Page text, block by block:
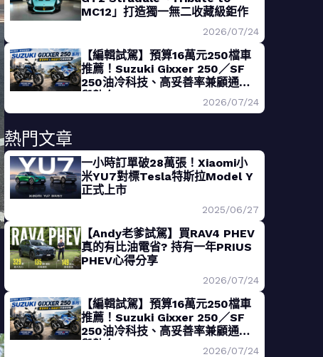
MC12」打造獨一無二收藏級鉅作
2026/07/24
【編輯試駕】預算16萬元250檔車
推薦！Suzuki Gixxer 250／SF
250油冷科技、高妥善率兼顧通勤
與熱血
2026/07/24
熱門文章
一小時訂單破28萬張！Xiaomi小
米YU7對標Tesla特斯拉Model Y
正式上市
2025/06/27
【Andy老爹試駕】買RAV4 PHEV
真的有比油電省? 持有一年PRIUS
PHEV心得分享
2026/07/24
【編輯試駕】預算16萬元250檔車
推薦！Suzuki Gixxer 250／SF
250油冷科技、高妥善率兼顧通勤
與熱血
2026/07/24